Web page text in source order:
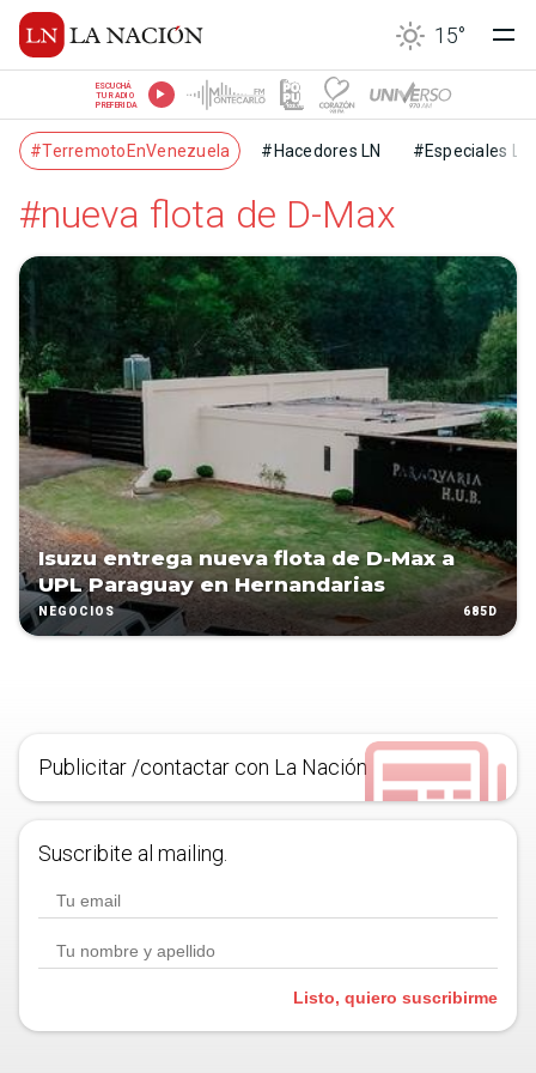
15°
ESCUCHÁ
TU RADIO
PREFERIDA
#TerremotoEnVenezuela #Hacedores LN #Especiales LN
#nueva flota de D-Max
Isuzu entrega nueva flota de D-Max a
UPL Paraguay en Hernandarias
NEGOCIOS 685D
Publicitar /contactar con La Nación
Suscribite al mailing.
Listo, quiero suscribirme